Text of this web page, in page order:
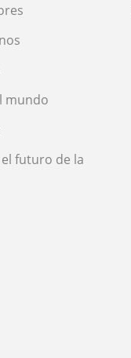
mundo
futuro de la